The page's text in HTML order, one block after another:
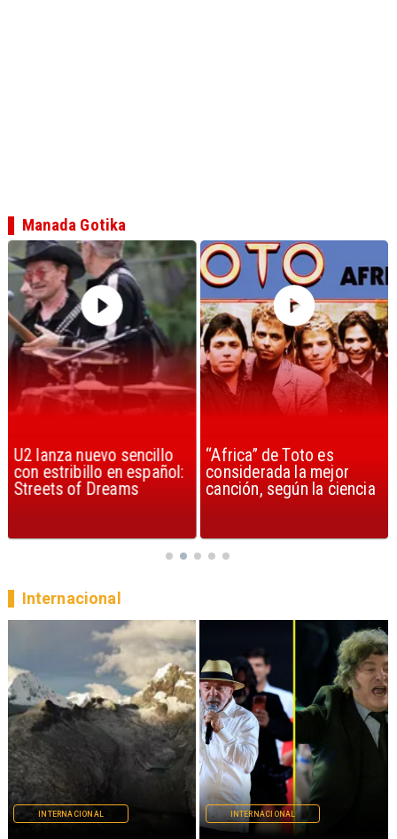
U2 lanza nuevo sencillo
con estribillo en español:
Streets of Dreams
“Africa” de Toto es
considerada la mejor
canción, según la ciencia
Manada Gotika
INTERNACIONAL INTERNACIONAL
Internacional